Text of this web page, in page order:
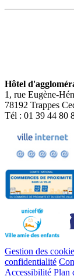
Hôtel
1, rue Eugène-
78192 Trappes
Tél : 01 39 44 80
Gestion des
confidentialité
Accessibilité Plan